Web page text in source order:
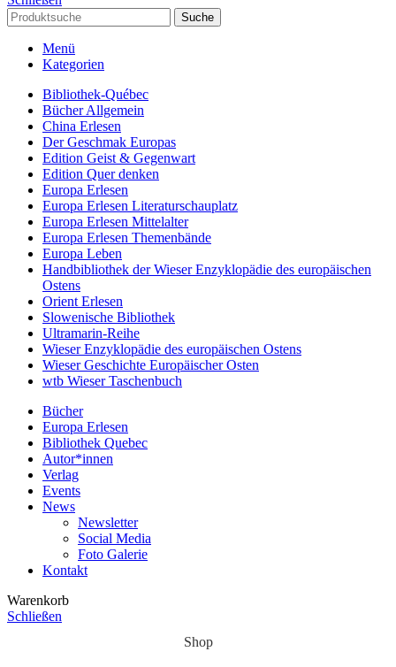
Suche
Menü
Kategorien
Bibliothek-Québec
Bücher Allgemein
China Erlesen
Der Geschmak Europas
Edition Geist & Gegenwart
Edition Quer denken
Europa Erlesen
Europa Erlesen Literaturschauplatz
Europa Erlesen Mittelalter
Europa Erlesen Themenbände
Europa Leben
Handbibliothek der Wieser Enzyklopädie des europäischen
Ostens
Orient Erlesen
Slowenische Bibliothek
Ultramarin-Reihe
Wieser Enzyklopädie des europäischen Ostens
Wieser Geschichte Europäischer Osten
wtb Wieser Taschenbuch
Bücher
Europa Erlesen
Bibliothek Quebec
Autor*innen
Verlag
Events
News
Newsletter
Social Media
Foto Galerie
Kontakt
Warenkorb
Schließen
Shop